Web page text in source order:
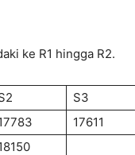
ke R1 hingga R2.
S3
17611